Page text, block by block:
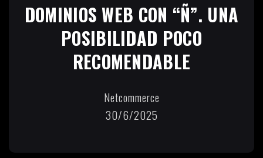
DOMINIOS WEB CON “Ñ”. UNA
POSIBILIDAD POCO
RECOMENDABLE
Netcommerce
30/6/2025